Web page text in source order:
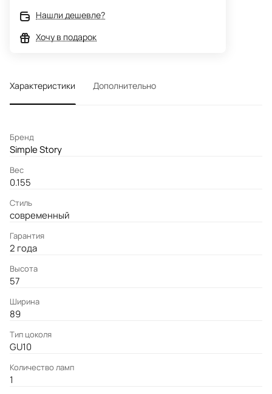
Нашли дешевле?
Хочу в подарок
Характеристики Дополнительно
Бренд
Simple Story
Вес
0.155
Стиль
современный
Гарантия
2 года
Высота
57
Ширина
89
Тип цоколя
GU10
Количество ламп
1